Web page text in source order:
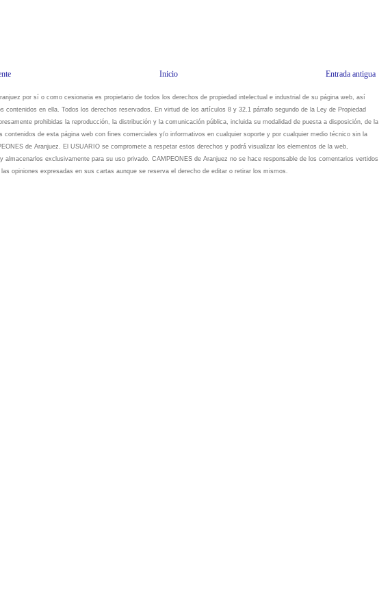
Entrada antigua
Inicio
por sí o como cesionaria es propietario de todos los derechos de propiedad intelectual e industrial de su página web, así
contenidos en ella. Todos los derechos reservados. En virtud de los artículos 8 y 32.1 párrafo segundo de la Ley de Propiedad
prohibidas la reproducción, la distribución y la comunicación pública, incluida su modalidad de puesta a disposición, de la
contenidos de esta página web con fines comerciales y/o informativos en cualquier soporte y por cualquier medio técnico sin la
de Aranjuez. El USUARIO se compromete a respetar estos derechos y podrá visualizar los elementos de la web,
almacenarlos exclusivamente para su uso privado. CAMPEONES de Aranjuez no se hace responsable de los comentarios vertidos
opiniones expresadas en sus cartas aunque se reserva el derecho de editar o retirar los mismos.